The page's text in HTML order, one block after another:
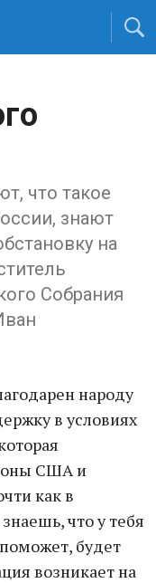
что такое
знают
на
Собрания
народу
в условиях
США и
как в
что у тебя
будет
возникает на